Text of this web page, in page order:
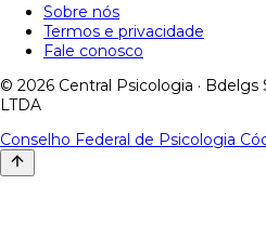
Sobre nós
Termos e privacidade
Fale conosco
© 2026 Central Psicologia ·
LTDA
Conselho Federal de Psicologia